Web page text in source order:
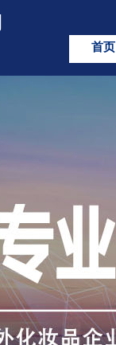
首页